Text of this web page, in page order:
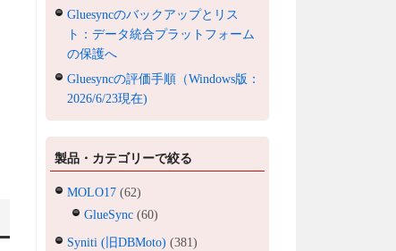
Gluesyncのバックアップとリス
ト：データ統合プラットフォーム
の保護へ
Gluesyncの評価手順（Windows版：
2026/6/23現在)
製品・カテゴリーで絞る
MOLO17 (62)
GlueSync (60)
Syniti (旧DBMoto) (381)